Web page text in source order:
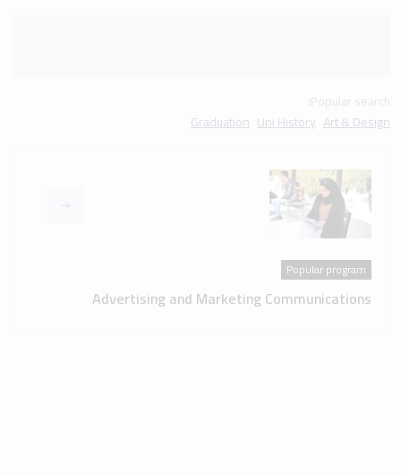
Art & Design
Uni History
Graduation
Popular program
Advertising and Marketing Communications